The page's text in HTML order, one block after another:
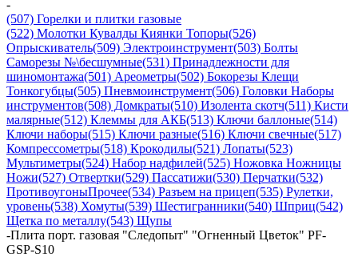
-
(507) Горелки и плитки газовые
(522) Молотки Кувалды Киянки Топоры(526)
Опрыскиватель(509) Электроинструмент(503) Болты
Саморезы №\бесшумные(531) Принадлежности для
шиномонтажа(501) Ареометры(502) Бокорезы Клещи
Тонкогубцы(505) Пневмоинструмент(506) Головки Наборы
инструментов(508) Домкраты(510) Изолента скотч(511) Кисти
малярные(512) Клеммы для АКБ(513) Ключи баллоные(514)
Ключи наборы(515) Ключи разные(516) Ключи свечные(517)
Компрессометры(518) Крокодилы(521) Лопаты(523)
Мультиметры(524) Набор надфилей(525) Ножовка Ножницы
Ножи(527) Отвертки(529) Пассатижи(530) Перчатки(532)
ПротивоугоныПрочее(534) Разъем на прицеп(535) Рулетки,
уровень(538) Хомуты(539) Шестигранники(540) Шприц(542)
Щетка по металлу(543) Щупы
-Плита порт. газовая "Следопыт" "Огненный Цветок" PF-
GSP-S10